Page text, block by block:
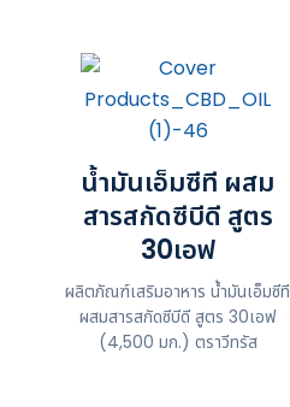
น้ำมันเอ็มซีที ผสม
สารสกัดซีบีดี สูตร
30เอฟ
ผลิตภัณฑ์เสริมอาหาร น้ำมันเอ็มซีที
ผสมสารสกัดซีบีดี สูตร 30เอฟ
(4,500 มก.) ตราวีทรัส